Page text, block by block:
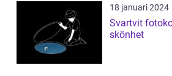
18 januari 2024
Svartvit fotokonst En
skönhet